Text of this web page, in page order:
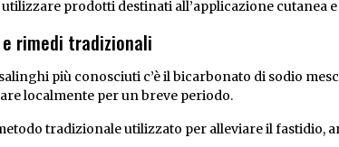
prodotti destinati all’applicazione cutanea
rimedi tradizionali
più conosciuti c’è il bicarbonato di sodio
localmente per un breve periodo.
tradizionale utilizzato per alleviare il fastidio,